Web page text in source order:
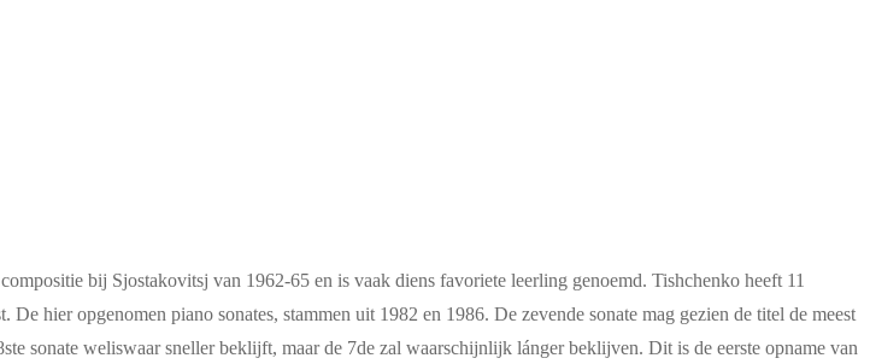
bij Sjostakovitsj van 1962-65 en is vaak diens favoriete leerling genoemd. Tishchenko heeft 11
hier opgenomen piano sonates, stammen uit 1982 en 1986. De zevende sonate mag gezien de titel de meest
sonate weliswaar sneller beklijft, maar de 7de zal waarschijnlijk lánger beklijven. Dit is de eerste opname van